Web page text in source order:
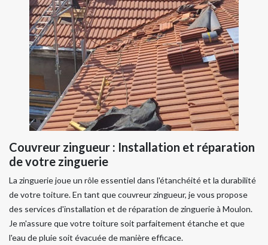
Couvreur zingueur : Installation et réparation
de votre zinguerie
La zinguerie joue un rôle essentiel dans l'étanchéité et la durabilité
de votre toiture. En tant que couvreur zingueur, je vous propose
des services d'installation et de réparation de zinguerie à Moulon.
Je m'assure que votre toiture soit parfaitement étanche et que
l'eau de pluie soit évacuée de manière efficace.